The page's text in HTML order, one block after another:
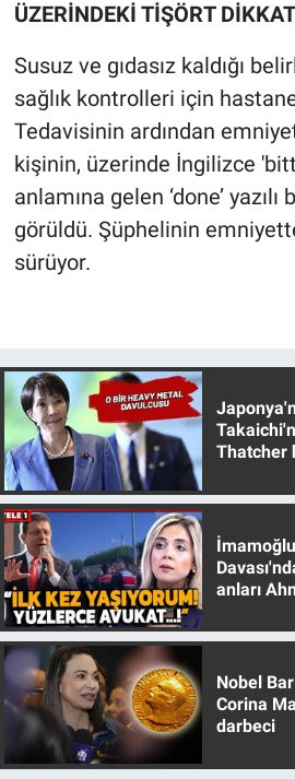
ÜZERİNDEKİ TİŞÖRT
Susuz ve gıdasız kaldığı
sağlık kontrolleri için
Tedavisinin ardından
kişinin, üzerinde İngilizce
anlamına gelen ‘done’
görüldü. Şüphelinin
sürüyor.
Thatcher
anları
Nobel
Corina
darbeci